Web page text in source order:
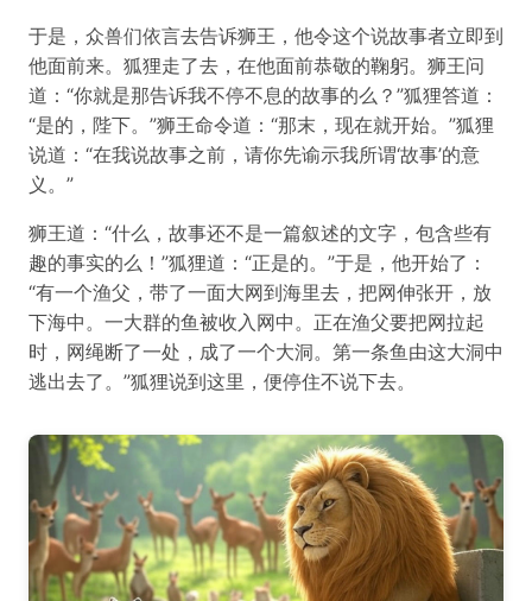
于是，众兽们依言去告诉狮王，他令这个说故事者立即到
他面前来。狐狸走了去，在他面前恭敬的鞠躬。狮王问
道：“你就是那告诉我不停不息的故事的么？”狐狸答道：
“是的，陛下。”狮王命令道：“那末，现在就开始。”狐狸
说道：“在我说故事之前，请你先谕示我所谓‘故事’的意
义。”
狮王道：“什么，故事还不是一篇叙述的文字，包含些有
趣的事实的么！”狐狸道：“正是的。”于是，他开始了：
“有一个渔父，带了一面大网到海里去，把网伸张开，放
下海中。一大群的鱼被收入网中。正在渔父要把网拉起
时，网绳断了一处，成了一个大洞。第一条鱼由这大洞中
逃出去了。”狐狸说到这里，便停住不说下去。